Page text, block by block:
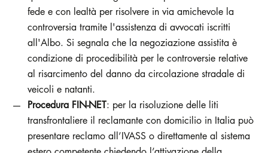
fede e con lealtà per risolvere in via amichevole la
controversia tramite l'assistenza di avvocati iscritti
all'Albo. Si segnala che la negoziazione assistita è
condizione di procedibilità per le controversie relative
al risarcimento del danno da circolazione stradale di
veicoli e natanti.
Procedura FIN-NET: per la risoluzione delle liti
transfrontaliere il reclamante con domicilio in Italia può
presentare reclamo all’IVASS o direttamente al sistema